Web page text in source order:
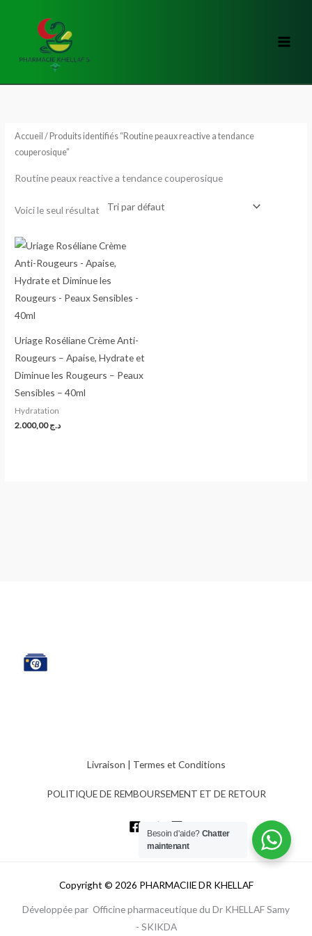
Accueil / Produits identifiés “Routine peaux reactive a tendance
couperosique”
Routine peaux reactive a tendance couperosique
Voici le seul résultat
Uriage Roséliane Crème Anti-
Rougeurs – Apaise, Hydrate et
Diminue les Rougeurs – Peaux
Sensibles – 40ml
Hydratation
د.ج2.000,00
Livraison | Termes et Conditions
POLITIQUE DE REMBOURSEMENT ET DE RETOUR
Copyright © 2026 PHARMACIIE DR KHELLAF
Développée par Officine pharmaceutique du Dr KHELLAF Samy
- SKIKDA
Besoin d'aide? Chatter
maintenant